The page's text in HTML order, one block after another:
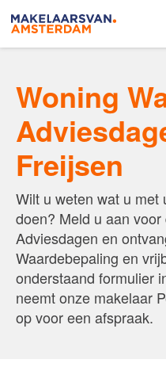
Ons aanbod
Woningzoekers
Onze makelaars
Onze expertises
Huis verkopen
Huis kopen
Uw huis verhuren
Onze diensten
Contact
Woning
Freijsen
Wilt u weten wat u met
doen? Meld u aan
Adviesdagen en
Waardebepaling en
onderstaand formulier
neemt onze makelaar
op voor een afspraak.